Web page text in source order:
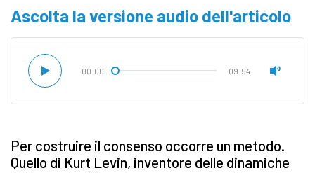
Ascolta la versione audio dell'articolo
00:00 09:54
Per costruire il consenso occorre un metodo.
Quello di Kurt Levin, inventore delle dinamiche